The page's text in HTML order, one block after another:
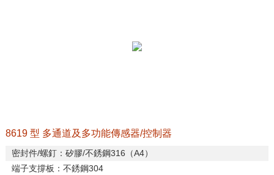
8619 型 多通道及多功能傳感器/控制器
密封件/螺釘：矽膠/不銹鋼316 （A4）
端子支撐板：不銹鋼304